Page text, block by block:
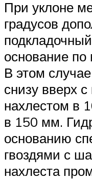
При уклоне
градусов
основание по
В этом
снизу вверх
нахлестом в
в 150 мм.
основанию
гвоздями с
нахлеста